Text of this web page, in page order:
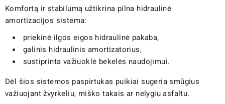
Komfortą ir stabilumą užtikrina pilna hidraulinė
amortizacijos sistema:
priekinė ilgos eigos hidraulinė pakaba,
galinis hidraulinis amortizatorius,
sustiprinta važiuoklė bekelės naudojimui.
Dėl šios sistemos paspirtukas puikiai sugeria smūgius
važiuojant žvyrkeliu, miško takais ar nelygiu asfaltu.